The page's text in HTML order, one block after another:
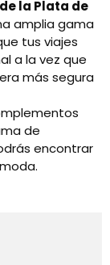
la Plata de
amplia gama
tus viajes
a la vez que
más segura
de
encontrar